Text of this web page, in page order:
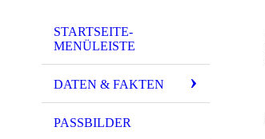
STARTSEITE-
MENÜLEISTE
DATEN & FAKTEN
PASSBILDER